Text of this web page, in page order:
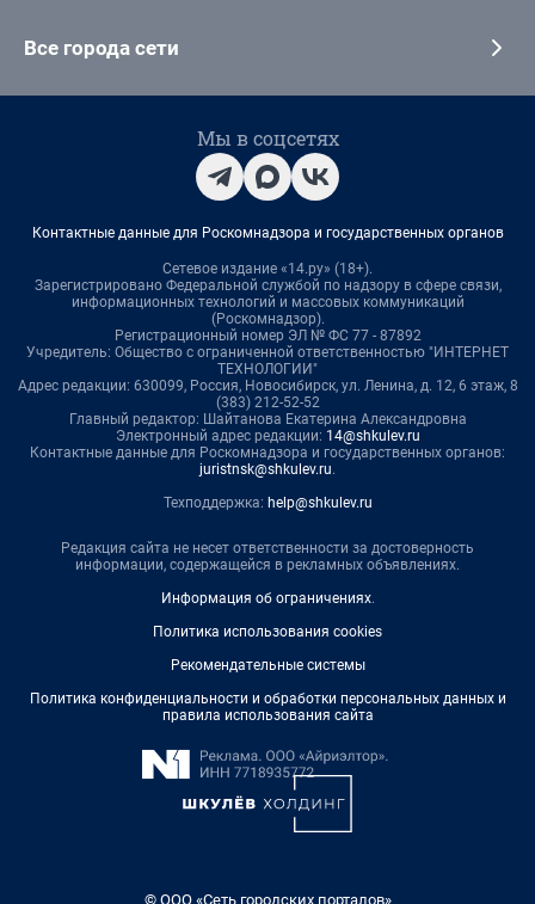
Все города сети
Мы в соцсетях
Контактные данные для Роскомнадзора и государственных органов
Сетевое издание «14.ру» (18+).
Зарегистрировано Федеральной службой по надзору в сфере связи,
информационных технологий и массовых коммуникаций
(Роскомнадзор).
Регистрационный номер ЭЛ № ФС 77 - 87892
Учредитель: Общество с ограниченной ответственностью "ИНТЕРНЕТ
ТЕХНОЛОГИИ"
Адрес редакции: 630099, Россия, Новосибирск, ул. Ленина, д. 12, 6 этаж, 8
(383) 212-52-52
Главный редактор: Шайтанова Екатерина Александровна
Электронный адрес редакции: 14@shkulev.ru
Контактные данные для Роскомнадзора и государственных органов:
juristnsk@shkulev.ru.
Техподдержка: help@shkulev.ru
Редакция сайта не несет ответственности за достоверность
информации, содержащейся в рекламных объявлениях.
Информация об ограничениях.
Политика использования cookies
Рекомендательные системы
Политика конфиденциальности и обработки персональных данных и
правила использования сайта
© ООО «Сеть городских порталов»